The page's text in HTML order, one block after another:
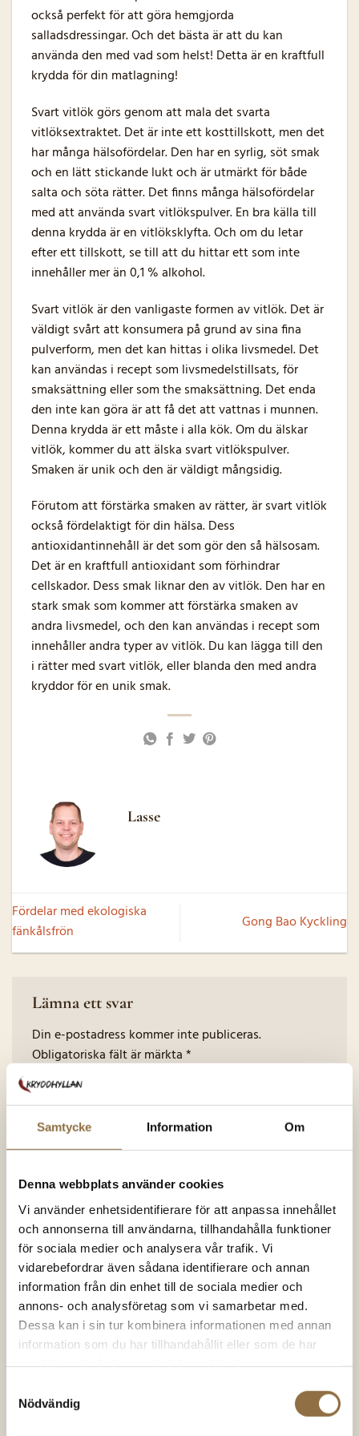
Samtycke Information Om
Denna webbplats använder cookies
Vi använder enhetsidentifierare för att anpassa innehållet
och annonserna till användarna, tillhandahålla funktioner
för sociala medier och analysera vår trafik. Vi
vidarebefordrar även sådana identifierare och annan
information från din enhet till de sociala medier och
annons- och analysföretag som vi samarbetar med.
Dessa kan i sin tur kombinera informationen med annan
information som du har tillhandahållit eller som de har
Nödvändig
också perfekt för att göra hemgjorda
salladsdressingar. Och det bästa är att du kan
använda den med vad som helst! Detta är en kraftfull
krydda för din matlagning!
Svart vitlök görs genom att mala det svarta
vitlöksextraktet. Det är inte ett kosttillskott, men det
har många hälsofördelar. Den har en syrlig, söt smak
och en lätt stickande lukt och är utmärkt för både
salta och söta rätter. Det finns många hälsofördelar
med att använda svart vitlökspulver. En bra källa till
denna krydda är en vitlöksklyfta. Och om du letar
efter ett tillskott, se till att du hittar ett som inte
innehåller mer än 0,1 % alkohol.
Svart vitlök är den vanligaste formen av vitlök. Det är
väldigt svårt att konsumera på grund av sina fina
pulverform, men det kan hittas i olika livsmedel. Det
kan användas i recept som livsmedelstillsats, för
smaksättning eller som the smaksättning. Det enda
den inte kan göra är att få det att vattnas i munnen.
Denna krydda är ett måste i alla kök. Om du älskar
vitlök, kommer du att älska svart vitlökspulver.
Smaken är unik och den är väldigt mångsidig.
Förutom att förstärka smaken av rätter, är svart vitlök
också fördelaktigt för din hälsa. Dess
antioxidantinnehåll är det som gör den så hälsosam.
Det är en kraftfull antioxidant som förhindrar
cellskador. Dess smak liknar den av vitlök. Den har en
stark smak som kommer att förstärka smaken av
andra livsmedel, och den kan användas i recept som
innehåller andra typer av vitlök. Du kan lägga till den
i rätter med svart vitlök, eller blanda den med andra
kryddor för en unik smak.
Lasse
Fördelar med ekologiska
fänkålsfrön
Gong Bao Kyckling
Lämna ett svar
Din e-postadress kommer inte publiceras.
Obligatoriska fält är märkta*
Kommentar
Namn*
E-postadress*
Webbplats